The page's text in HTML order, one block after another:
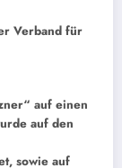
Verband für
auf einen
auf den
sowie auf